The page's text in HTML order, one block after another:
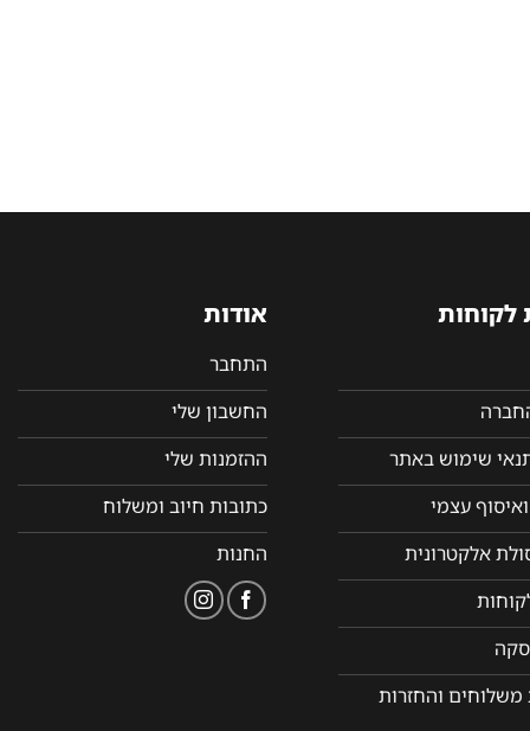
לקוחות
שימוש באתר
עצמי
אלקטרונית
משלוחים והחזרות
אודות
התחבר
החשבון שלי
ההזמנות שלי
כתובות חיוב ומשלוח
החנות